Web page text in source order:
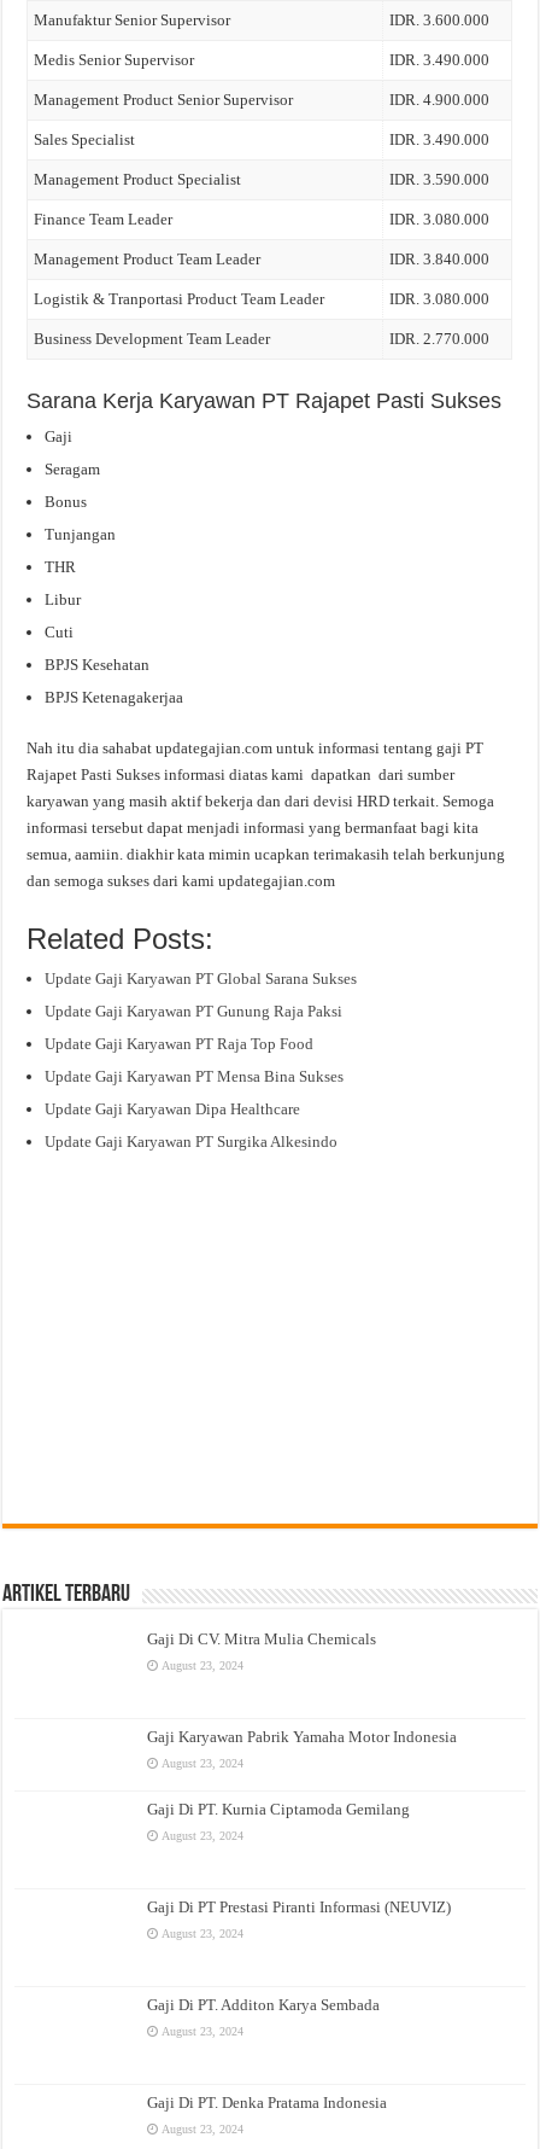
Manufaktur Senior Supervisor IDR. 3.600.000
Medis Senior Supervisor IDR. 3.490.000
Management Product Senior Supervisor IDR. 4.900.000
Sales Specialist IDR. 3.490.000
Management Product Specialist IDR. 3.590.000
Finance Team Leader IDR. 3.080.000
Management Product Team Leader IDR. 3.840.000
Logistik & Tranportasi Product Team Leader IDR. 3.080.000
Business Development Team Leader IDR. 2.770.000
Sarana Kerja Karyawan PT Rajapet Pasti Sukses
Gaji
Seragam
Bonus
Tunjangan
THR
Libur
Cuti
BPJS Kesehatan
BPJS Ketenagakerjaa
Nah itu dia sahabat updategajian.com untuk informasi tentang gaji PT
Rajapet Pasti Sukses informasi diatas kami dapatkan dari sumber
karyawan yang masih aktif bekerja dan dari devisi HRD terkait. Semoga
informasi tersebut dapat menjadi informasi yang bermanfaat bagi kita
semua, aamiin. diakhir kata mimin ucapkan terimakasih telah berkunjung
dan semoga sukses dari kami updategajian.com
Related Posts:
Update Gaji Karyawan PT Global Sarana Sukses
Update Gaji Karyawan PT Gunung Raja Paksi
Update Gaji Karyawan PT Raja Top Food
Update Gaji Karyawan PT Mensa Bina Sukses
Update Gaji Karyawan Dipa Healthcare
Update Gaji Karyawan PT Surgika Alkesindo
Artikel Terbaru
Gaji Di CV. Mitra Mulia Chemicals
August 23, 2024
Gaji Karyawan Pabrik Yamaha Motor Indonesia
August 23, 2024
Gaji Di PT. Kurnia Ciptamoda Gemilang
August 23, 2024
Gaji Di PT Prestasi Piranti Informasi (NEUVIZ)
August 23, 2024
Gaji Di PT. Additon Karya Sembada
August 23, 2024
Gaji Di PT. Denka Pratama Indonesia
August 23, 2024